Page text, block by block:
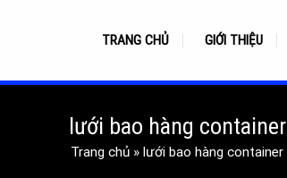
TRANG CHỦ GIỚI THIỆU
lưới bao hàng container
Trang chủ » lưới bao hàng container